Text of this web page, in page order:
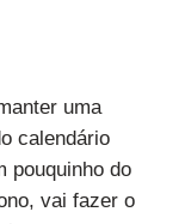
uma
calendário
pouquinho do
vai fazer o